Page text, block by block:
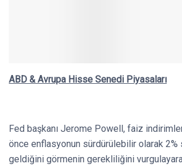
ABD & Avrupa Hisse Senedi Piyasaları
Fed başkanı Jerome Powell, faiz
önce enflasyonun sürdürülebilir olarak
geldiğini görmenin gerekliliğini